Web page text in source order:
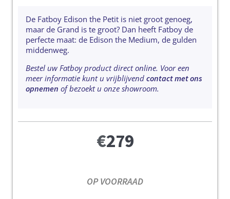
De Fatboy Edison the Petit is niet groot genoeg,
maar de Grand is te groot? Dan heeft Fatboy de
perfecte maat: de Edison the Medium, de gulden
middenweg.
Bestel uw Fatboy product direct online. Voor een
meer informatie kunt u vrijblijvend contact met ons
opnemen of bezoekt u onze showroom.
€279
OP VOORRAAD